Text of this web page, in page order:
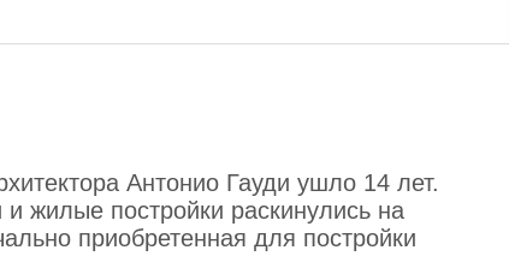
Антонио Гауди ушло 14 лет.
жилые постройки раскинулись на
приобретенная для постройки